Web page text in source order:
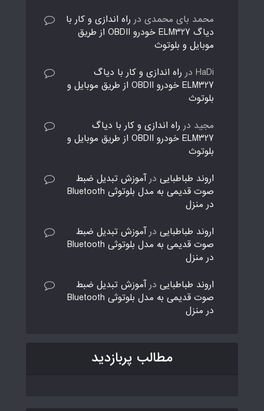
محمد بای محمدی در راه اندازی و کار با
دیاگ ELM327 خودرو OBDII از طریق
موبایل و بلوتوث
HaDi در راه اندازی و کار با دیاگ
ELM327 خودرو OBDII از طریق موبایل و
بلوتوث
مجید در راه اندازی و کار با دیاگ
ELM327 خودرو OBDII از طریق موبایل و
بلوتوث
اروند طباطبایی درآموزش تبدیل ضبط
صوت قدیمی به مدل بلوتوثی Bluetooth
در منزل
اروند طباطبایی درآموزش تبدیل ضبط
صوت قدیمی به مدل بلوتوثی Bluetooth
در منزل
اروند طباطبایی درآموزش تبدیل ضبط
صوت قدیمی به مدل بلوتوثی Bluetooth
در منزل
مطالب پربازدید